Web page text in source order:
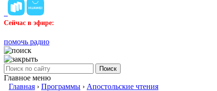
Сейчас в эфире:
помочь радио
Поиск
Главное меню
Главная › Программы › Апостольские чтения